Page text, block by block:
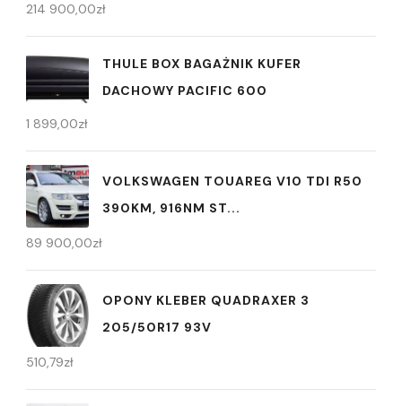
214 900,00zł
THULE BOX BAGAŻNIK KUFER
DACHOWY PACIFIC 600
1 899,00zł
VOLKSWAGEN TOUAREG V10 TDI R50
390KM, 916NM ST...
89 900,00zł
OPONY KLEBER QUADRAXER 3
205/50R17 93V
510,79zł